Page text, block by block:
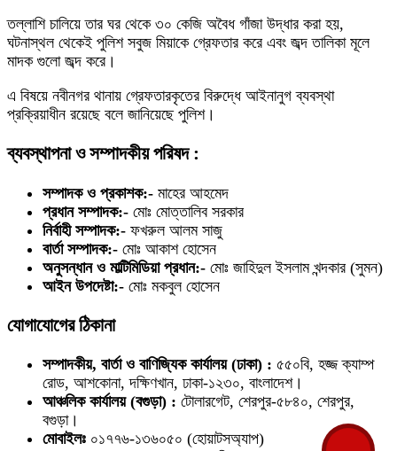
​তল্লাশি চালিয়ে তার ঘর থেকে ৩০ কেজি অবৈধ গাঁজা উদ্ধার করা হয়,
ঘটনাস্থল থেকেই পুলিশ সবুজ মিয়াকে গ্রেফতার করে এবং জব্দ তালিকা মূলে
মাদক গুলো জব্দ করে।
​এ বিষয়ে নবীনগর থানায় গ্রেফতারকৃতের বিরুদ্ধে আইনানুগ ব্যবস্থা
প্রক্রিয়াধীন রয়েছে বলে জানিয়েছে পুলিশ।
ব্যবস্থাপনা ও সম্পাদকীয় পরিষদ :
সম্পাদক ও প্রকাশক:- মাহের আহমেদ
প্রধান সম্পাদক:- মোঃ মোত্তালিব সরকার
নির্বাহী সম্পাদক:- ফখরুল আলম সাজু
বার্তা সম্পাদক:- মোঃ আকাশ হোসেন
অনুসন্ধান ও মাল্টিমিডিয়া প্রধান:- মোঃ জাহিদুল ইসলাম খন্দকার (সুমন)
আইন উপদেষ্টা:- মোঃ মকবুল হোসেন
যোগাযোগের ঠিকানা
সম্পাদকীয়, বার্তা ও বাণিজ্যিক কার্যালয় (ঢাকা) : ৫৫০বি, হজ্জ ক্যাম্প
রোড, আশকোনা, দক্ষিণখান, ঢাকা-১২৩০, বাংলাদেশ।
আঞ্চলিক কার্যালয় (বগুড়া) : টোলারগেট, শেরপুর-৫৮৪০, শেরপুর,
বগুড়া।
মোবাইলঃ ০১৭৭৬-১৩৬০৫০ (হোয়াটসঅ্যাপ)